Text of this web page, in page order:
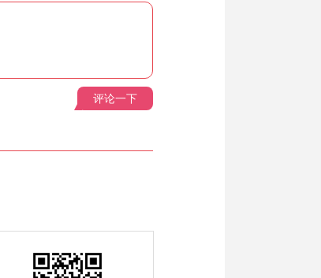
评论一下